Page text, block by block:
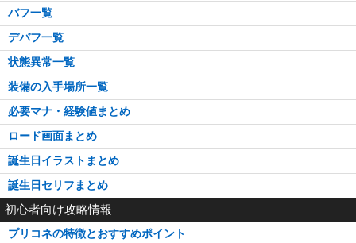
バフ一覧
デバフ一覧
状態異常一覧
装備の入手場所一覧
必要マナ・経験値まとめ
ロード画面まとめ
誕生日イラストまとめ
誕生日セリフまとめ
初心者向け攻略情報
プリコネの特徴とおすすめポイント